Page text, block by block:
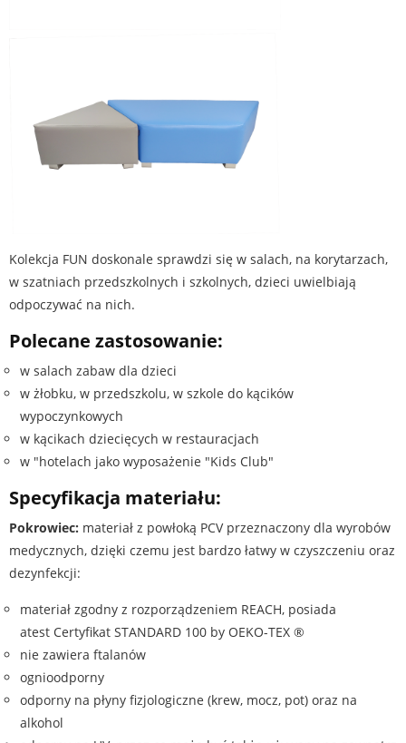
Kolekcja FUN doskonale sprawdzi się w salach, na korytarzach,
w szatniach przedszkolnych i szkolnych, dzieci uwielbiają
odpoczywać na nich.
Polecane zastosowanie:
w salach zabaw dla dzieci
w żłobku, w przedszkolu, w szkole do kącików
wypoczynkowych
w kącikach dziecięcych w restauracjach
w "hotelach jako wyposażenie "Kids Club"
Specyfikacja materiału:
Pokrowiec: materiał z powłoką PCV przeznaczony dla wyrobów
medycznych, dzięki czemu jest bardzo łatwy w czyszczeniu oraz
dezynfekcji:
materiał zgodny z rozporządzeniem REACH, posiada
atest Certyfikat STANDARD 100 by OEKO-TEX ®
nie zawiera ftalanów
ognioodporny
odporny na płyny fizjologiczne (krew, mocz, pot) oraz na
alkohol